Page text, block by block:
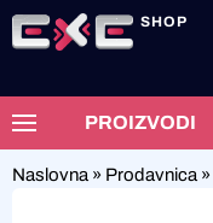
SHOP
PROIZVODI
Naslovna » Prodavnica »